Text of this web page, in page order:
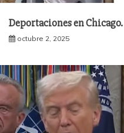
Deportaciones en Chicago.
octubre 2, 2025